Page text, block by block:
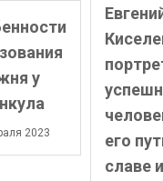
у
2023
его
славе и